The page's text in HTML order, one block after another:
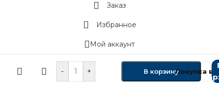
Заказ
Избранное
Мой аккаунт
Покупка в
- + В корзину